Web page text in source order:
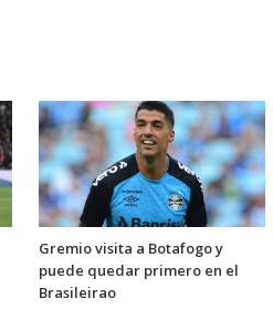
Gremio visita a Botafogo y
puede quedar primero en el
Brasileirao